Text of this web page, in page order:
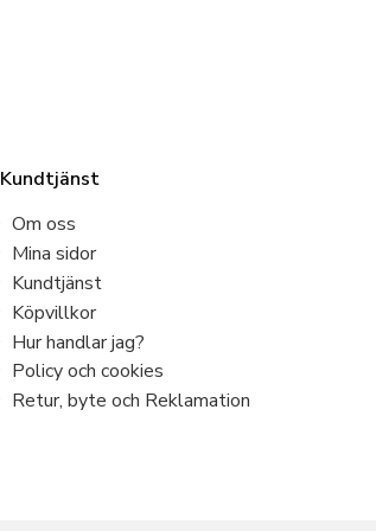
Kundtjänst
Om oss
Mina sidor
Kundtjänst
Köpvillkor
Hur handlar jag?
Policy och cookies
Retur, byte och Reklamation